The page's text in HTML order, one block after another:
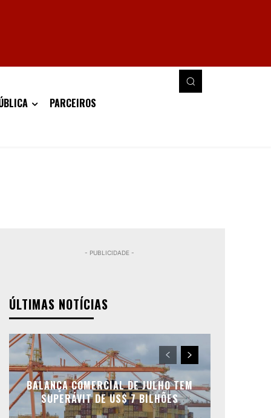
PARCEIROS
- PUBLICIDADE -
ÚLTIMAS NOTÍCIAS
BALANÇA COMERCIAL DE JULHO TEM
SUPERÁVIT DE US$ 7 BILHÕES